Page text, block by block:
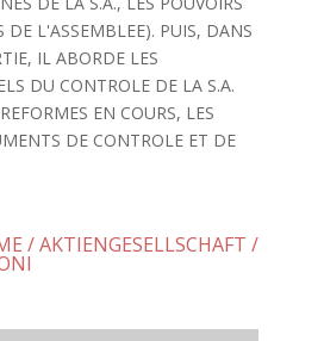
DE L'ASSEMBLEE). PUIS, DANS
IL ABORDE LES
DU CONTROLE DE LA S.A.
EN COURS, LES
DE CONTROLE ET DE
/ AKTIENGESELLSCHAFT /